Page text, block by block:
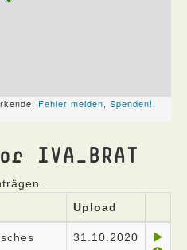
IVA_BRAT
Upload
31.10.2020